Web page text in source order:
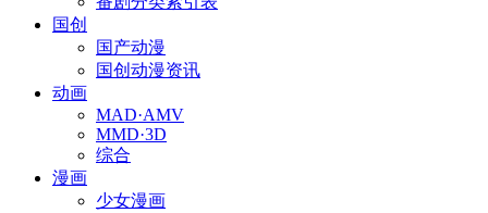
国创
国产动漫
国创动漫资讯
动画
MAD·AMV
MMD·3D
综合
漫画
少女漫画